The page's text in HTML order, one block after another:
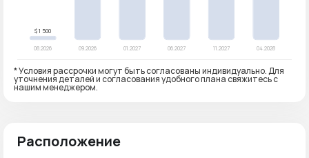
* Условия рассрочки могут быть согласованы индивидуально. Для
уточнения деталей и согласования удобного плана свяжитесь с
нашим менеджером.
Расположение